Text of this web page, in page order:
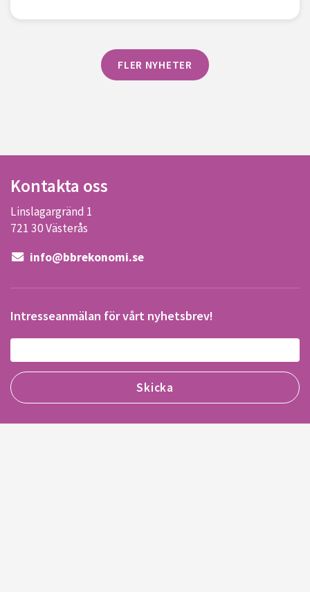
FLER NYHETER
Kontakta oss
Linslagargränd 1
721 30 Västerås
info@bbrekonomi.se
Intresseanmälan för vårt nyhetsbrev!